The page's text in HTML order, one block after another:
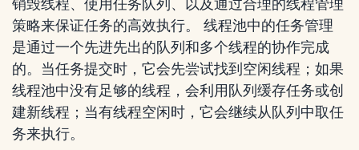
销毁线程、使用任务队列、以及通过合理的线程管理
策略来保证任务的高效执行。 线程池中的任务管理
是通过一个先进先出的队列和多个线程的协作完成
的。当任务提交时，它会先尝试找到空闲线程；如果
线程池中没有足够的线程，会利用队列缓存任务或创
建新线程；当有线程空闲时，它会继续从队列中取任
务来执行。